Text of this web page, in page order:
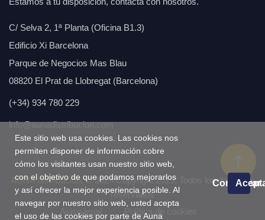
C/ Selva 2, 1ª Planta (Oficina B1.3)
Edificio Xi Barcelona
Parque de Negocios Mas Blau
08820 El Prat de Llobregat (Barcelona)
(+34) 934 780 229
info@aunadistribucion.com
AÚNA distribución.© 2024 Copyright 2019. Todos los derechos
reservados
Aviso legal
Política de cookies
Este sitio web usa cookies. Las cookies nos
permiten disponer de información cobre
cómo los visitantes usan nuestro sitio web,
con el objetivo de que podamos mejorarlos
y así ofrecer la mejor experiencia posible. Al
navegar por nuestro sitio web, usted acepta
el uso de las cookies por parte de Auna
Configurar